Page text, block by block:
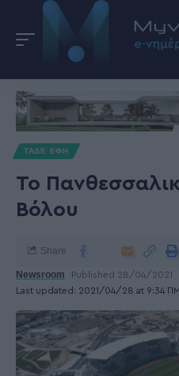
ΤΑΔΕ ΕΦΗ
Το
Βόλου
Last updated: 2021/04/28 at 9:34 ΠΜ
Newsroom Published 28/04/2021
Share